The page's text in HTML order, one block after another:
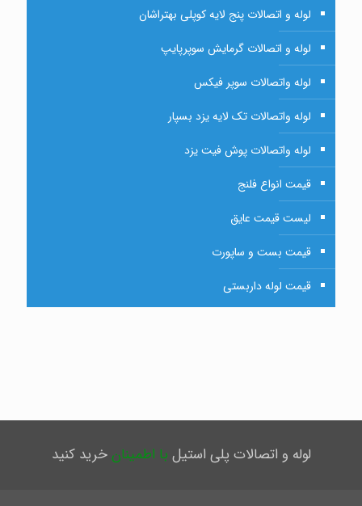
لوله و اتصالات پنج لایه کوپلی بهتراشان
لوله و اتصالات گرمایش سوپرپایپ
لوله واتصالات سوپر فیکس
لوله واتصالات تک لایه یزد بسپار
لوله واتصالات پوش فیت یزد
قیمت انواع فلنج
لیست قیمت عایق
قیمت بست و ساپورت
قیمت لوله داربستی
لوله و اتصالات پلی استیل با اطمینانخرید کنید